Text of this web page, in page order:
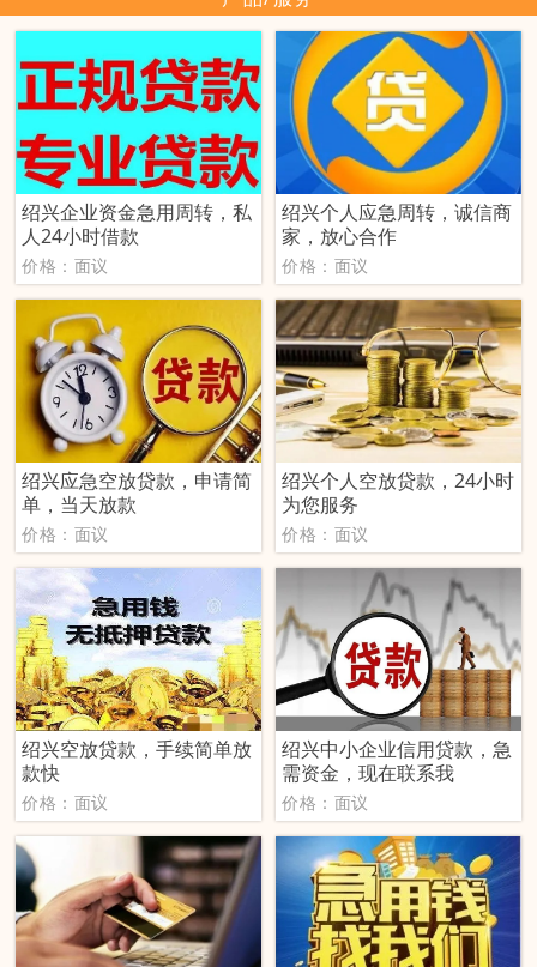
绍兴企业资金急用周转，私
人24小时借款
价格：面议
绍兴个人应急周转，诚信商
家，放心合作
价格：面议
绍兴应急空放贷款，申请简
单，当天放款
价格：面议
绍兴个人空放贷款，24小时
为您服务
价格：面议
绍兴空放贷款，手续简单放
款快
价格：面议
绍兴中小企业信用贷款，急
需资金，现在联系我
价格：面议